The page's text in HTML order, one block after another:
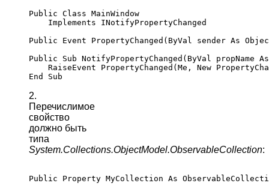
Public Class MainWindow
    Implements INotifyPropertyChanged
Public Event PropertyChanged(ByVal sender As
Public Sub NotifyPropertyChanged(ByVal propName
RaiseEvent PropertyChanged(Me, New
2.
Перечислимое
свойство
должно быть
типа
System.Collections.ObjectModel.ObservableCollection: